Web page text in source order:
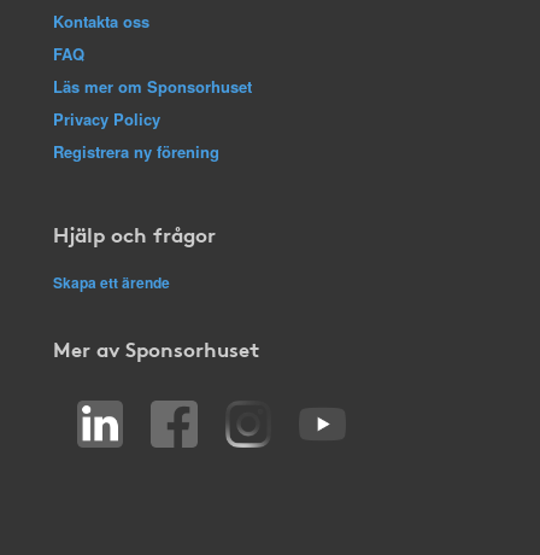
Kontakta oss
FAQ
Läs mer om Sponsorhuset
Privacy Policy
Registrera ny förening
Hjälp och frågor
Skapa ett ärende
Mer av Sponsorhuset